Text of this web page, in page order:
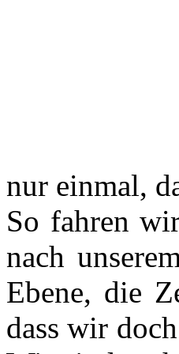
nur einmal,
So fahren
nach
Ebene, die
dass wir